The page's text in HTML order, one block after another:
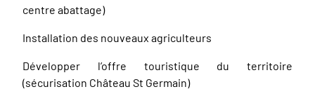
centre abattage)
Installation des nouveaux agriculteurs
Développer l’offre touristique du territoire
(sécurisation Château St Germain)